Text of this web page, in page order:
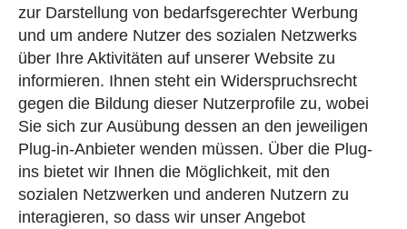
zur Darstellung von bedarfsgerechter Werbung
und um andere Nutzer des sozialen Netzwerks
über Ihre Aktivitäten auf unserer Website zu
informieren. Ihnen steht ein Widerspruchsrecht
gegen die Bildung dieser Nutzerprofile zu, wobei
Sie sich zur Ausübung dessen an den jeweiligen
Plug-in-Anbieter wenden müssen. Über die Plug-
ins bietet wir Ihnen die Möglichkeit, mit den
sozialen Netzwerken und anderen Nutzern zu
interagieren, so dass wir unser Angebot